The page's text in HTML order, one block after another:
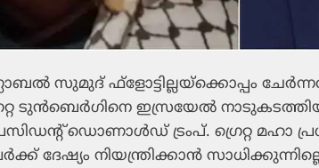
സുമുദ് ഫ്‌ളോട്ടില്ലയ്‌ക്കൊപ്പം
ടുന്‍ബെര്‍ഗിനെ ഇസ്രയേല്‍
ഡൊണാള്‍ഡ് ട്രംപ്. ഗ്രെറ്റ മഹാ
ദേഷ്യം നിയന്ത്രിക്കാന്‍